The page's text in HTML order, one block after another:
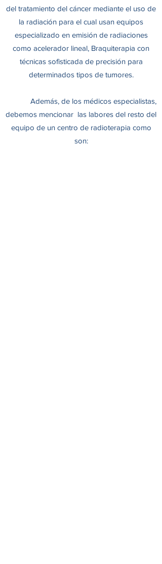
del tratamiento del cáncer mediante el uso de
la radiación para el cual usan equipos
especializado en emisión de radiaciones
como acelerador lineal, Braquiterapia con
técnicas sofisticada de precisión para
determinados tipos de tumores.
Además, de los médicos especialistas,
debemos mencionar las labores del resto del
equipo de un centro de radioterapia como
son: